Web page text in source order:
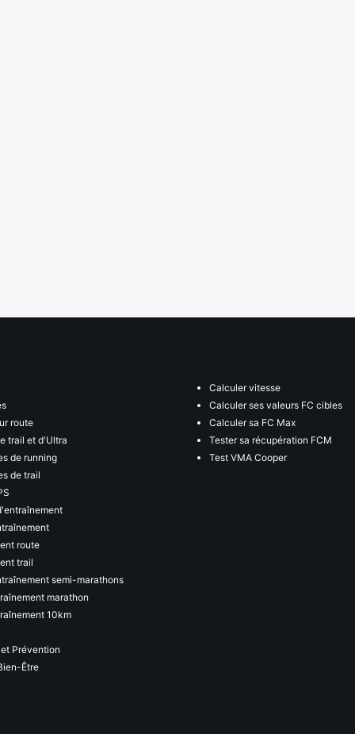
route
trail et d'Ultra
de running
de trail
route
trail
semi-marathons
marathon
10km
Prévention
Être
Calculer vitesse
Calculer ses valeurs FC cibles
Calculer sa FC Max
Tester sa récupération FCM
Test VMA Cooper